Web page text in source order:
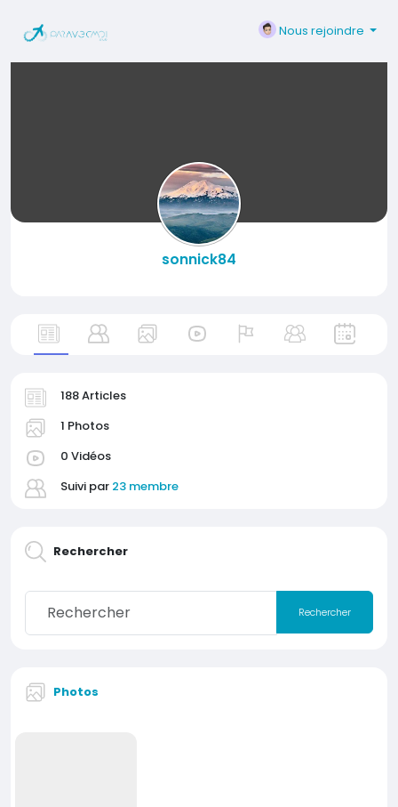
Nous rejoindre
sonnick84
188 Articles
1 Photos
0 Vidéos
Suivi par 23 membre
Rechercher
Rechercher
Photos